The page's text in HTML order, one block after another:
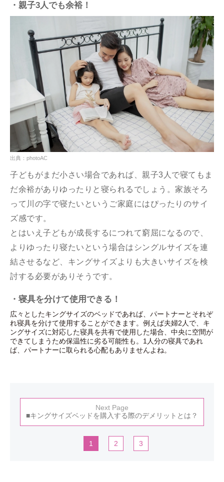
・親子3人でも余裕！
出典：photoAC
子どもがまだ小さい場合であれば、親子3人で寝てもま
だ余裕がありゆったりと寝られるでしょう。家族そろ
って川の字で寝たいというご家庭にはぴったりのサイ
ズ感です。
とはいえ子どもが成長するにつれて窮屈になるので、
よりゆったり寝たいという場合はシングルサイズを連
結させるなど、キングサイズよりも大きいサイズを検
討する必要がありそうです。
・寝具を分けて使用できる！
広々としたキングサイズのベッドであれば、パートナーとそれぞ
れ寝具を分けて使用することができます。例えば夫婦2人で、キ
ングサイズに対応した寝具を共有で使用した場合、中央に空間が
できてしまうため保温性に劣る可能性も。1人分の寝具であれ
ば、パートナーに取られる心配もありませんよね。
Next Page
■キングサイズベッドを購入する際のデメリットとは？
1 2 3